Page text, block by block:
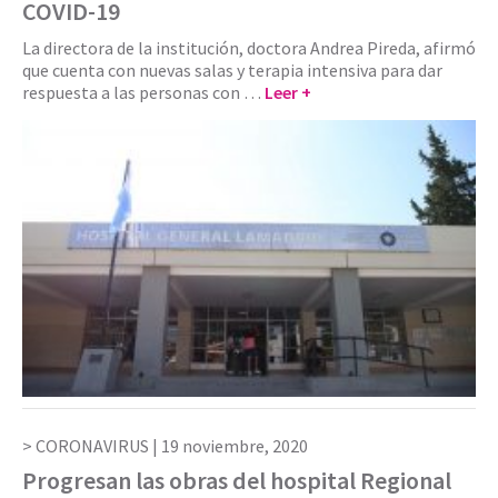
COVID-19
La directora de la institución, doctora Andrea Pireda, afirmó
que cuenta con nuevas salas y terapia intensiva para dar
respuesta a las personas con … Leer +
CORONAVIRUS | 19 noviembre, 2020
Progresan las obras del hospital Regional